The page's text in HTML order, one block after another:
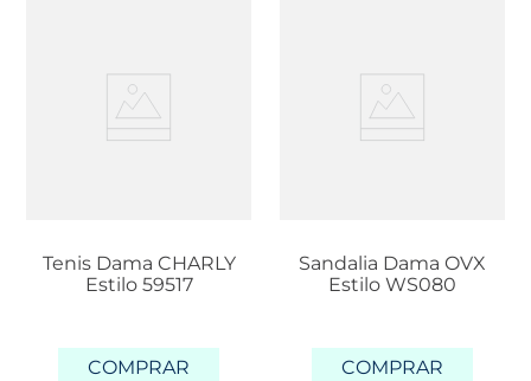
Tenis Dama CHARLY
Estilo 59517
COMPRAR
Sandalia Dama OVX
Estilo WS080
COMPRAR